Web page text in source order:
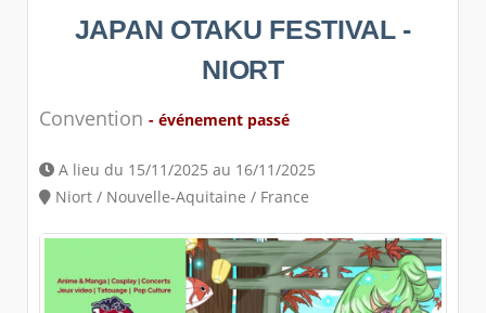
JAPAN OTAKU FESTIVAL -
NIORT
Convention - événement passé
A lieu du 15/11/2025 au 16/11/2025
Niort / Nouvelle-Aquitaine / France